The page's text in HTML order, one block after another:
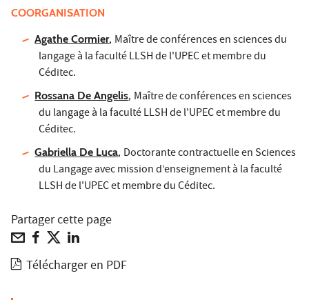
COORGANISATION
Agathe Cormier, Maître de conférences en sciences du
langage à la faculté LLSH de l'UPEC et membre du
Céditec.
Rossana De Angelis, Maître de conférences en sciences
du langage à la faculté LLSH de l'UPEC et membre du
Céditec.
Gabriella De Luca, Doctorante contractuelle en Sciences
du Langage avec mission d’enseignement à la faculté
LLSH de l'UPEC et membre du Céditec.
Partager cette page
Télécharger en PDF